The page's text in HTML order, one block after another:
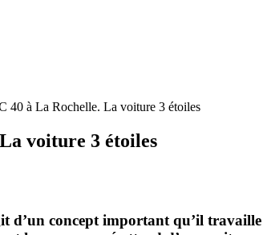
40 à La Rochelle. La voiture 3 étoiles
voiture 3 étoiles
d’un concept important qu’il